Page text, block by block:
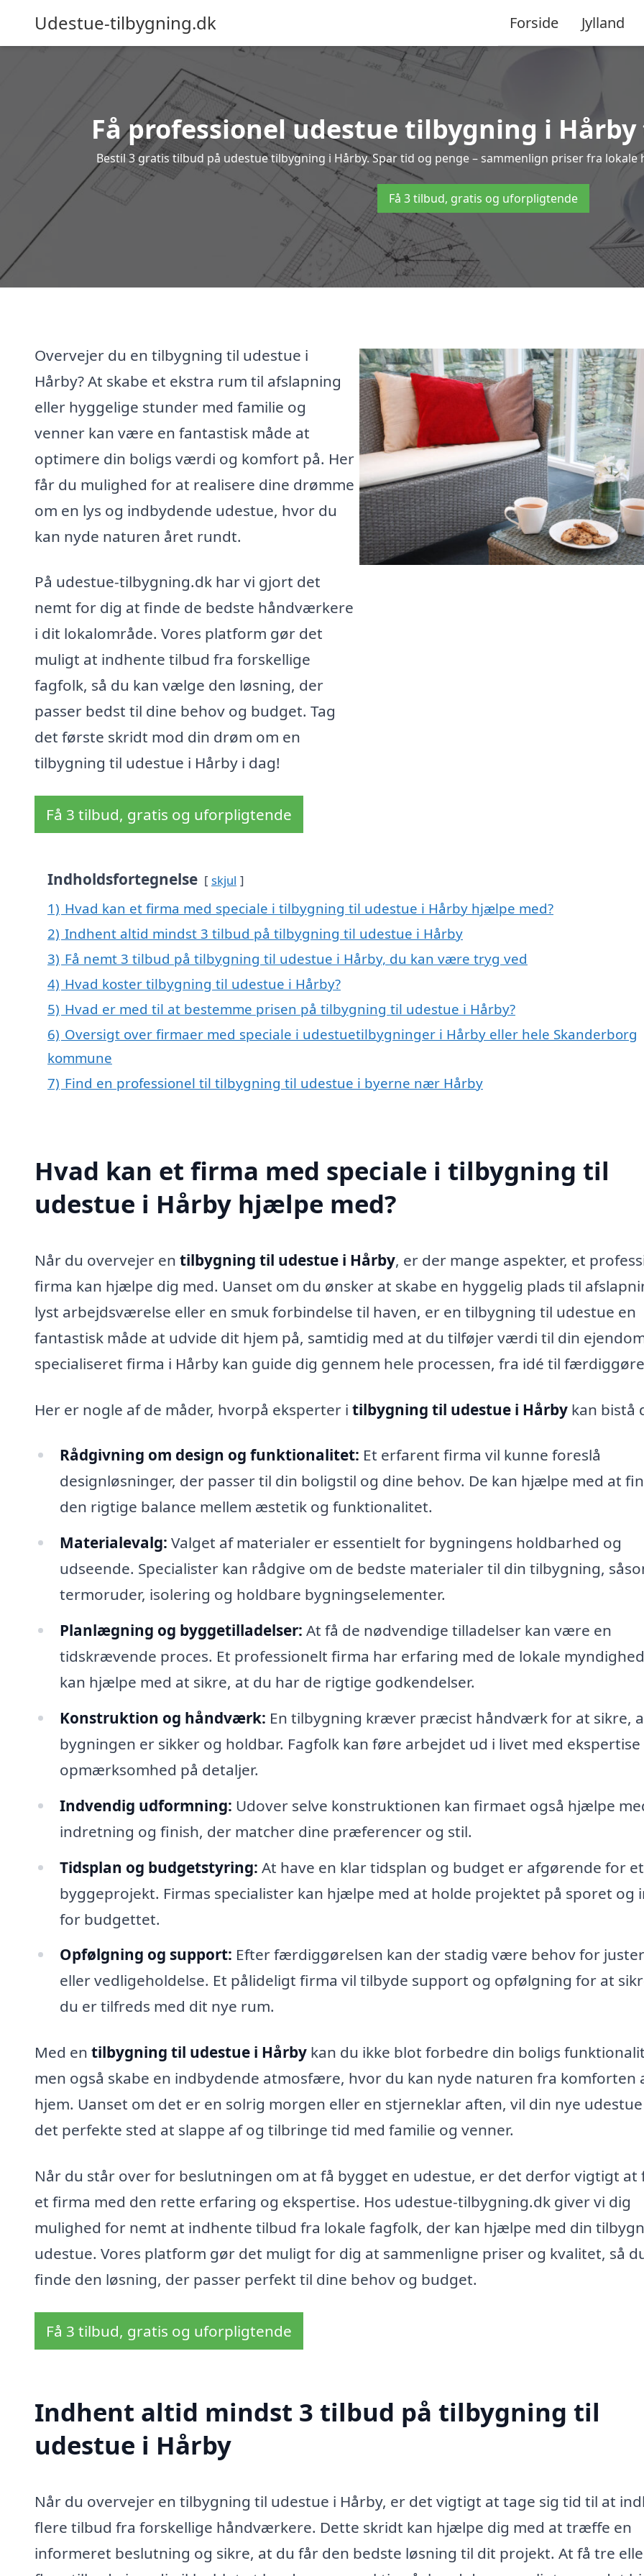
Udestue-tilbygning.dk Forside Jylland
Få professionel udestue tilbygning i
Bestil 3 gratis tilbud på udestue tilbygning i Hårby. Spar tid og penge – sammenlign priser fra
Få 3 tilbud, gratis og uforpligtende
Overvejer du en tilbygning til udestue i
Hårby? At skabe et ekstra rum til afslapning
eller hyggelige stunder med familie og
venner kan være en fantastisk måde at
optimere din boligs værdi og komfort på. Her
får du mulighed for at realisere dine drømme
om en lys og indbydende udestue, hvor du
kan nyde naturen året rundt.
På udestue-tilbygning.dk har vi gjort det
nemt for dig at finde de bedste håndværkere
i dit lokalområde. Vores platform gør det
muligt at indhente tilbud fra forskellige
fagfolk, så du kan vælge den løsning, der
passer bedst til dine behov og budget. Tag
det første skridt mod din drøm om en
tilbygning til udestue i Hårby i dag!
Få 3 tilbud, gratis og uforpligtende
Indholdsfortegnelse skjul
1) Hvad kan et firma med speciale i tilbygning til udestue i Hårby hjælpe med?
2) Indhent altid mindst 3 tilbud på tilbygning til udestue i Hårby
3) Få nemt 3 tilbud på tilbygning til udestue i Hårby, du kan være tryg ved
4) Hvad koster tilbygning til udestue i Hårby?
5) Hvad er med til at bestemme prisen på tilbygning til udestue i Hårby?
6) Oversigt over firmaer med speciale i udestuetilbygninger i Hårby eller hele Skanderborg
kommune
7) Find en professionel til tilbygning til udestue i byerne nær Hårby
Hvad kan et firma med speciale i tilbygning til
udestue i Hårby hjælpe med?
Når du overvejer en tilbygning til udestue i Hårby, er der mange aspekter, et
firma kan hjælpe dig med. Uanset om du ønsker at skabe en hyggelig plads til
lyst arbejdsværelse eller en smuk forbindelse til haven, er en tilbygning til udestue en
fantastisk måde at udvide dit hjem på, samtidig med at du tilføjer værdi til din
specialiseret firma i Hårby kan guide dig gennem hele processen, fra idé til
Her er nogle af de måder, hvorpå eksperter i tilbygning til udestue i Hårby kan bistå
Rådgivning om design og funktionalitet: Et erfarent firma vil kunne foreslå
designløsninger, der passer til din boligstil og dine behov. De kan hjælpe med at
den rigtige balance mellem æstetik og funktionalitet.
Materialevalg: Valget af materialer er essentielt for bygningens holdbarhed og
udseende. Specialister kan rådgive om de bedste materialer til din tilbygning,
termoruder, isolering og holdbare bygningselementer.
Planlægning og byggetilladelser: At få de nødvendige tilladelser kan være en
tidskrævende proces. Et professionelt firma har erfaring med de lokale
kan hjælpe med at sikre, at du har de rigtige godkendelser.
Konstruktion og håndværk: En tilbygning kræver præcist håndværk for at sikre,
bygningen er sikker og holdbar. Fagfolk kan føre arbejdet ud i livet med ekspertise
opmærksomhed på detaljer.
Indvendig udformning: Udover selve konstruktionen kan firmaet også hjælpe
indretning og finish, der matcher dine præferencer og stil.
Tidsplan og budgetstyring: At have en klar tidsplan og budget er afgørende for
byggeprojekt. Firmas specialister kan hjælpe med at holde projektet på sporet og
for budgettet.
Opfølgning og support: Efter færdiggørelsen kan der stadig være behov for
eller vedligeholdelse. Et pålideligt firma vil tilbyde support og opfølgning for at
du er tilfreds med dit nye rum.
Med en tilbygning til udestue i Hårby kan du ikke blot forbedre din boligs
men også skabe en indbydende atmosfære, hvor du kan nyde naturen fra komforten
hjem. Uanset om det er en solrig morgen eller en stjerneklar aften, vil din nye
det perfekte sted at slappe af og tilbringe tid med familie og venner.
Når du står over for beslutningen om at få bygget en udestue, er det derfor vigtigt at
et firma med den rette erfaring og ekspertise. Hos udestue-tilbygning.dk giver vi dig
mulighed for nemt at indhente tilbud fra lokale fagfolk, der kan hjælpe med din
udestue. Vores platform gør det muligt for dig at sammenligne priser og kvalitet, så
finde den løsning, der passer perfekt til dine behov og budget.
Få 3 tilbud, gratis og uforpligtende
Indhent altid mindst 3 tilbud på tilbygning til
udestue i Hårby
Når du overvejer en tilbygning til udestue i Hårby, er det vigtigt at tage sig tid til at
flere tilbud fra forskellige håndværkere. Dette skridt kan hjælpe dig med at træffe en
informeret beslutning og sikre, at du får den bedste løsning til dit projekt. At få tre